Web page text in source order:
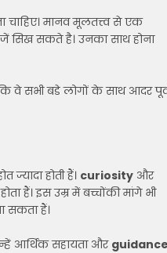
चाहिए। मानव मूलतत्त्व से एक
सकते है। उनका साथ होना
कि वे सभी बडे लोगों के साथ आदर
होती हैं। curiosity और
हैं। इस उम्र में बच्चोंकी मांगे भी
सकता हैं।
आर्थिक सहायता औरguidance